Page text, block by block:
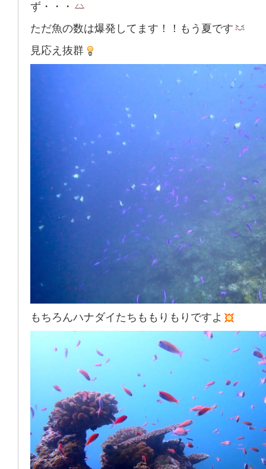
ず・・・
ただ魚の数は爆発してます！！もう夏です
見応え抜群
もちろんハナダイたちももりもりですよ